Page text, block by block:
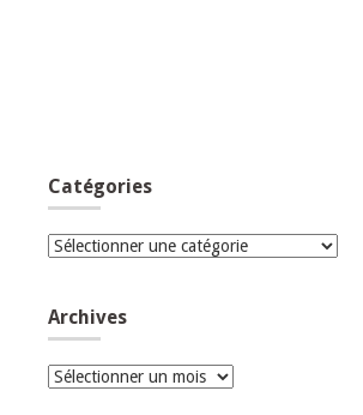
Catégories
Catégories
Archives
Archives